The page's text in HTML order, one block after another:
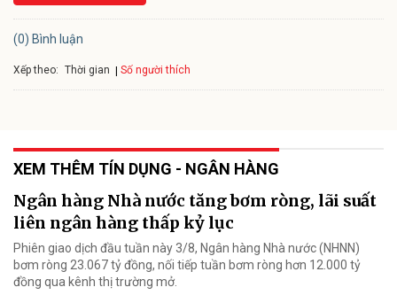
(0) Bình luận
Xếp theo: Thời gian Số người thích
XEM THÊM TÍN DỤNG - NGÂN HÀNG
Ngân hàng Nhà nước tăng bơm ròng, lãi suất
liên ngân hàng thấp kỷ lục
Phiên giao dịch đầu tuần này 3/8, Ngân hàng Nhà nước (NHNN)
bơm ròng 23.067 tỷ đồng, nối tiếp tuần bơm ròng hơn 12.000 tỷ
đồng qua kênh thị trường mở.